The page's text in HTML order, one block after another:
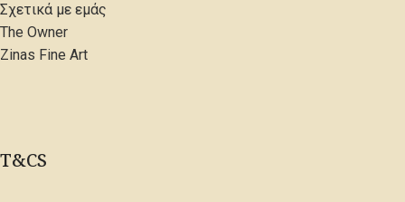
Σχετικά με εμάς
The Owner
Zinas Fine Art
T&CS